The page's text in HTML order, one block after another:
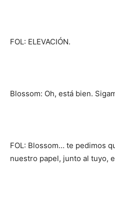
FOL: ELEVACIÓN.
Blossom: Oh, está bien.
FOL: Blossom… te pedimos
nuestro papel, junto al tuyo,